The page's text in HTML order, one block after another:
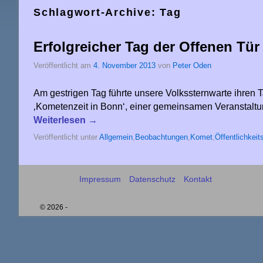
Schlagwort-Archive:Tag
Erfolgreicher Tag der Offenen Tür
Veröffentlicht am 4. November 2013 von Peter Oden
Am gestrigen Tag führte unsere Volkssternwarte ihren
‚Kometenzeit in Bonn‘, einer gemeinsamen
Weiterlesen →
Veröffentlicht unter Allgemein Beobachtungen Komet
Impressum Datenschutz Kontakt
© 2026 -